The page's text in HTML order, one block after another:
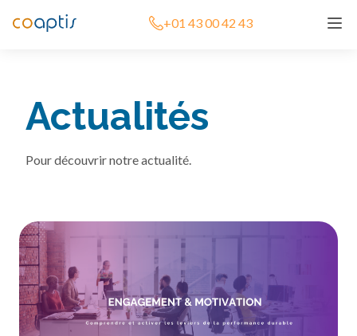
+01 43 00 42 43
Actualités
Pour découvrir notre actualité.